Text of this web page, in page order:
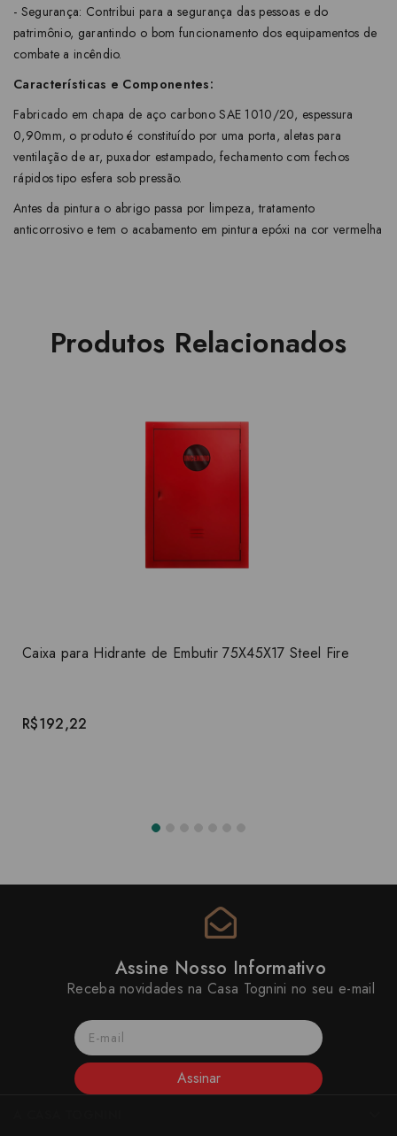
- Segurança: Contribui para a segurança das pessoas e do
patrimônio, garantindo o bom funcionamento dos equipamentos de
combate a incêndio.
Características e Componentes:
Fabricado em chapa de aço carbono SAE 1010/20, espessura
0,90mm, o produto é constituído por uma porta, aletas para
ventilação de ar, puxador estampado, fechamento com fechos
rápidos tipo esfera sob pressão.
Antes da pintura o abrigo passa por limpeza, tratamento
anticorrosivo e tem o acabamento em pintura epóxi na cor vermelha
Produtos Relacionados
Caixa para Hidrante de Embutir 75X45X17 Steel Fire
R$192,22
Assine Nosso Informativo
Receba novidades na Casa Tognini no seu e-mail
Assinar